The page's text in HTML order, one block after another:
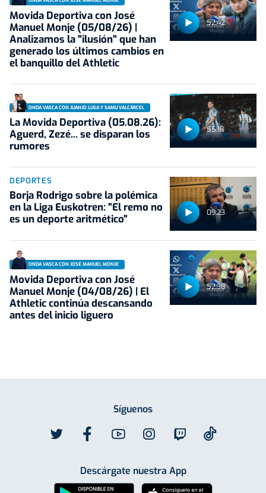
52:42
Movida Deportiva con José
Manuel Monje (05/08/26) |
Analizamos la "ilusión" que han
generado los últimos cambios en
el banquillo del Athletic
55:18
ONDA VASCA CON JUANJO LUSA Y SAMU VALCÁRCEL
La Movida Deportiva (05.08.26):
Aguerd, Zezé... se disparan los
rumores
09:23
DEPORTES
Borja Rodrigo sobre la polémica
en la Liga Euskotren: "El remo no
es un deporte aritmético"
52:38
ONDA VASCA CON JOSÉ MANUEL MONJE
Movida Deportiva con José
Manuel Monje (04/08/26) | El
Athletic continúa descansando
antes del inicio liguero
Síguenos
Descárgate nuestra App